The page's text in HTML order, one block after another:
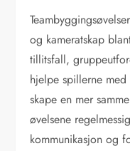
og kameratskap
tillitsfall,
hjelpe spillerne
skape en mer
øvelsene
kommunikasjon og